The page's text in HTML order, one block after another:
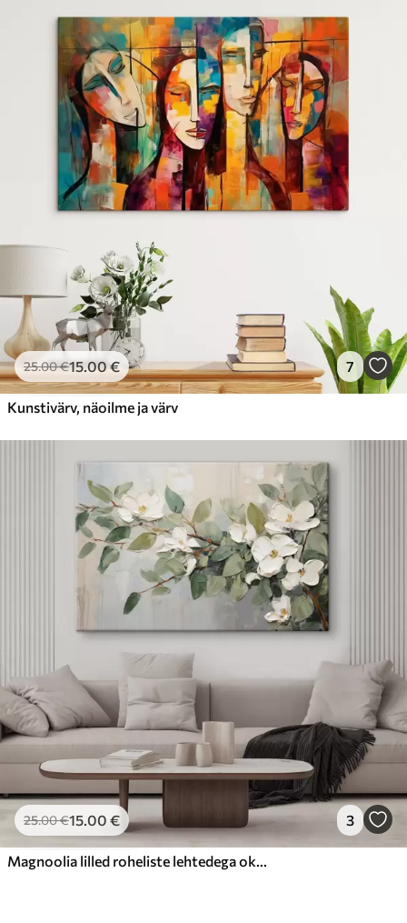
25.00€15.00 € 7
Kunstivärv, näoilme ja värv
25.00€15.00 € 3
Magnoolia lilled roheliste lehtedega oksal, pastoosne tekstuurne stiil, pehme värvipalett